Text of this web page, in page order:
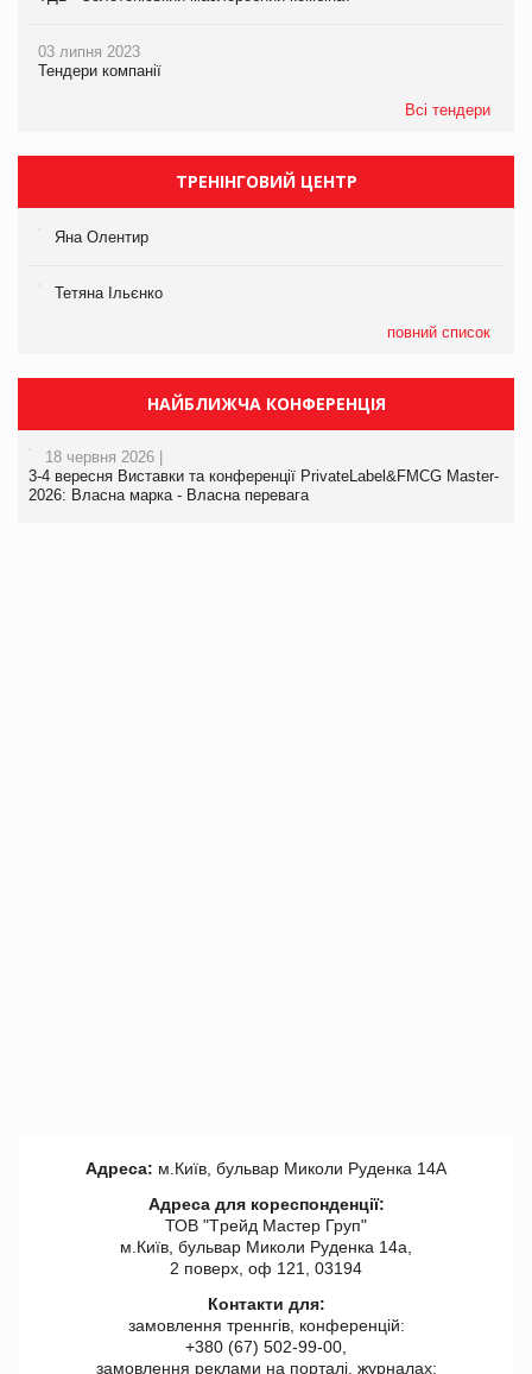
03 липня 2023
Тендери компанії
Всі тендери
ТРЕНІНГОВИЙ ЦЕНТР
Яна Олентир
Тетяна Ільєнко
повний список
НАЙБЛИЖЧА КОНФЕРЕНЦІЯ
18 червня 2026 |
3-4 вересня Виставки та конференції PrivateLabel&FMCG Master-
2026: Власна марка - Власна перевага
Адреса: м.Київ, бульвар Миколи Руденка 14А
Адреса для кореспонденції:
ТОВ "Tрейд Мастер Груп"
м.Київ, бульвар Миколи Руденка 14а,
2 поверх, оф 121, 03194
Контакти для:
замовлення треннгів, конференцій:
+380 (67) 502-99-00,
замовлення реклами на порталі, журналах: